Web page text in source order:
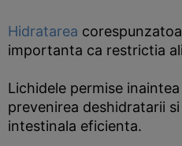
Hidratarea
importanta ca restrictia
Lichidele permise
prevenirea deshidratarii
intestinala eficienta.